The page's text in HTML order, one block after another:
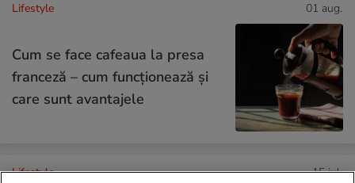
Lifestyle 01 aug.
Cum se face cafeaua la presa
franceză – cum funcționează și
care sunt avantajele
Lifestyle 15 iul.